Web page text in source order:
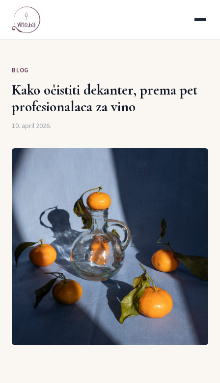
BLOG
Kako očistiti dekanter, prema pet
profesionalaca za vino
10. april 2026.